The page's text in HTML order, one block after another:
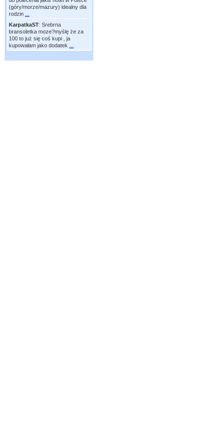
(góry/morze/mazury) idealny dla
rodzin
KarpatkaST: Srebrna
bransoletka moze?myślę że za
100 to już się coś kupi , ja
kupowałam jako dodatek